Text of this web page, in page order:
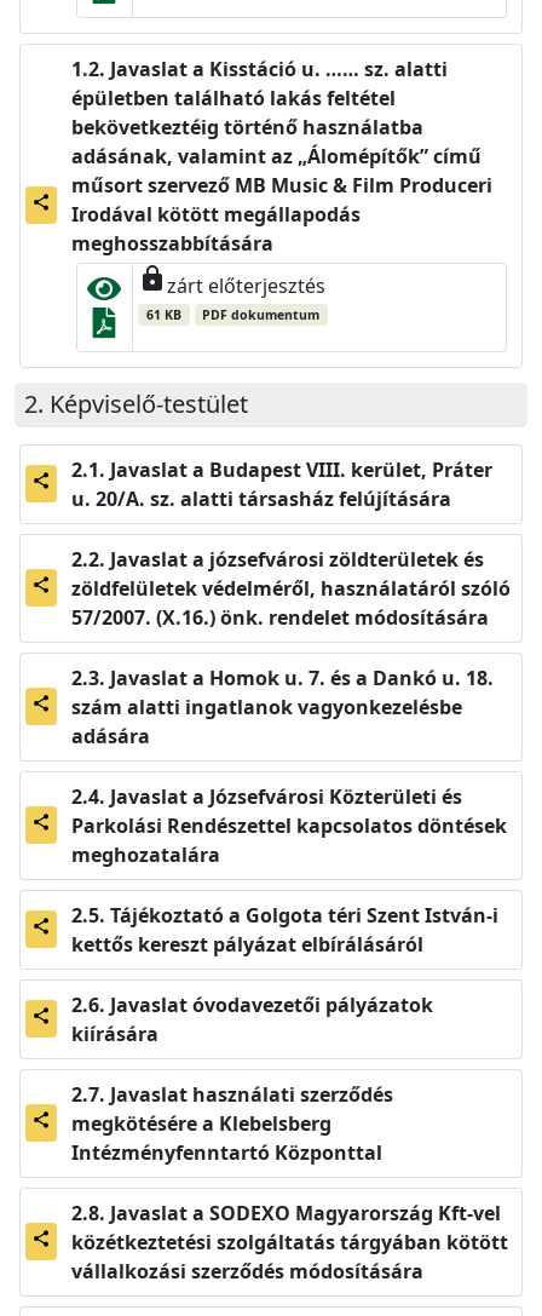
share
Javaslat a Kisstáció u. …… sz. alatti
épületben található lakás feltétel
bekövetkeztéig történő használatba
adásának, valamint az „Álomépítők” című
műsort szervező MB Music & Film Produceri
Irodával kötött megállapodás
meghosszabbítására
lockzárt előterjesztés
61 KB PDF dokumentum
Képviselő-testület
share
Javaslat a Budapest VIII. kerület, Práter
u. 20/A. sz. alatti társasház felújítására
share
Javaslat a józsefvárosi zöldterületek és
zöldfelületek védelméről, használatáról szóló
57/2007. (X.16.) önk. rendelet módosítására
share
Javaslat a Homok u. 7. és a Dankó u. 18.
szám alatti ingatlanok vagyonkezelésbe
adására
share
Javaslat a Józsefvárosi Közterületi és
Parkolási Rendészettel kapcsolatos döntések
meghozatalára
share
Tájékoztató a Golgota téri Szent István-i
kettős kereszt pályázat elbírálásáról
share
Javaslat óvodavezetői pályázatok
kiírására
share
Javaslat használati szerződés
megkötésére a Klebelsberg
Intézményfenntartó Központtal
share
Javaslat a SODEXO Magyarország Kft-vel
közétkeztetési szolgáltatás tárgyában kötött
vállalkozási szerződés módosítására